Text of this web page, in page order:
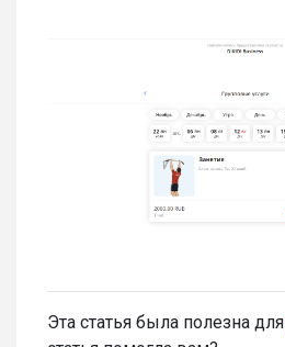
Эта статья была полезна для